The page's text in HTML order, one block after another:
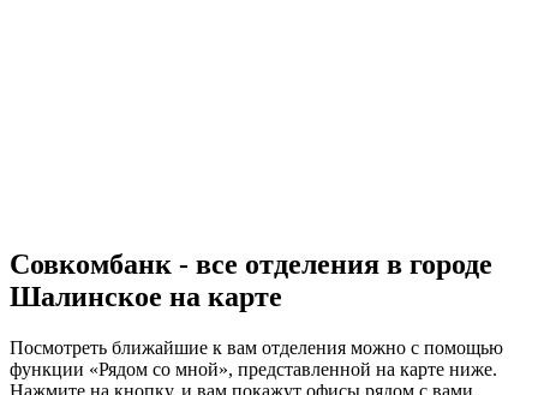
Совкомбанк - все отделения в городе
Шалинское на карте
Посмотреть ближайшие к вам отделения можно с помощью
функции «Рядом со мной», представленной на карте ниже.